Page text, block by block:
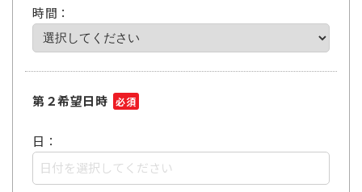
時間：
第２希望日時 必須
日：